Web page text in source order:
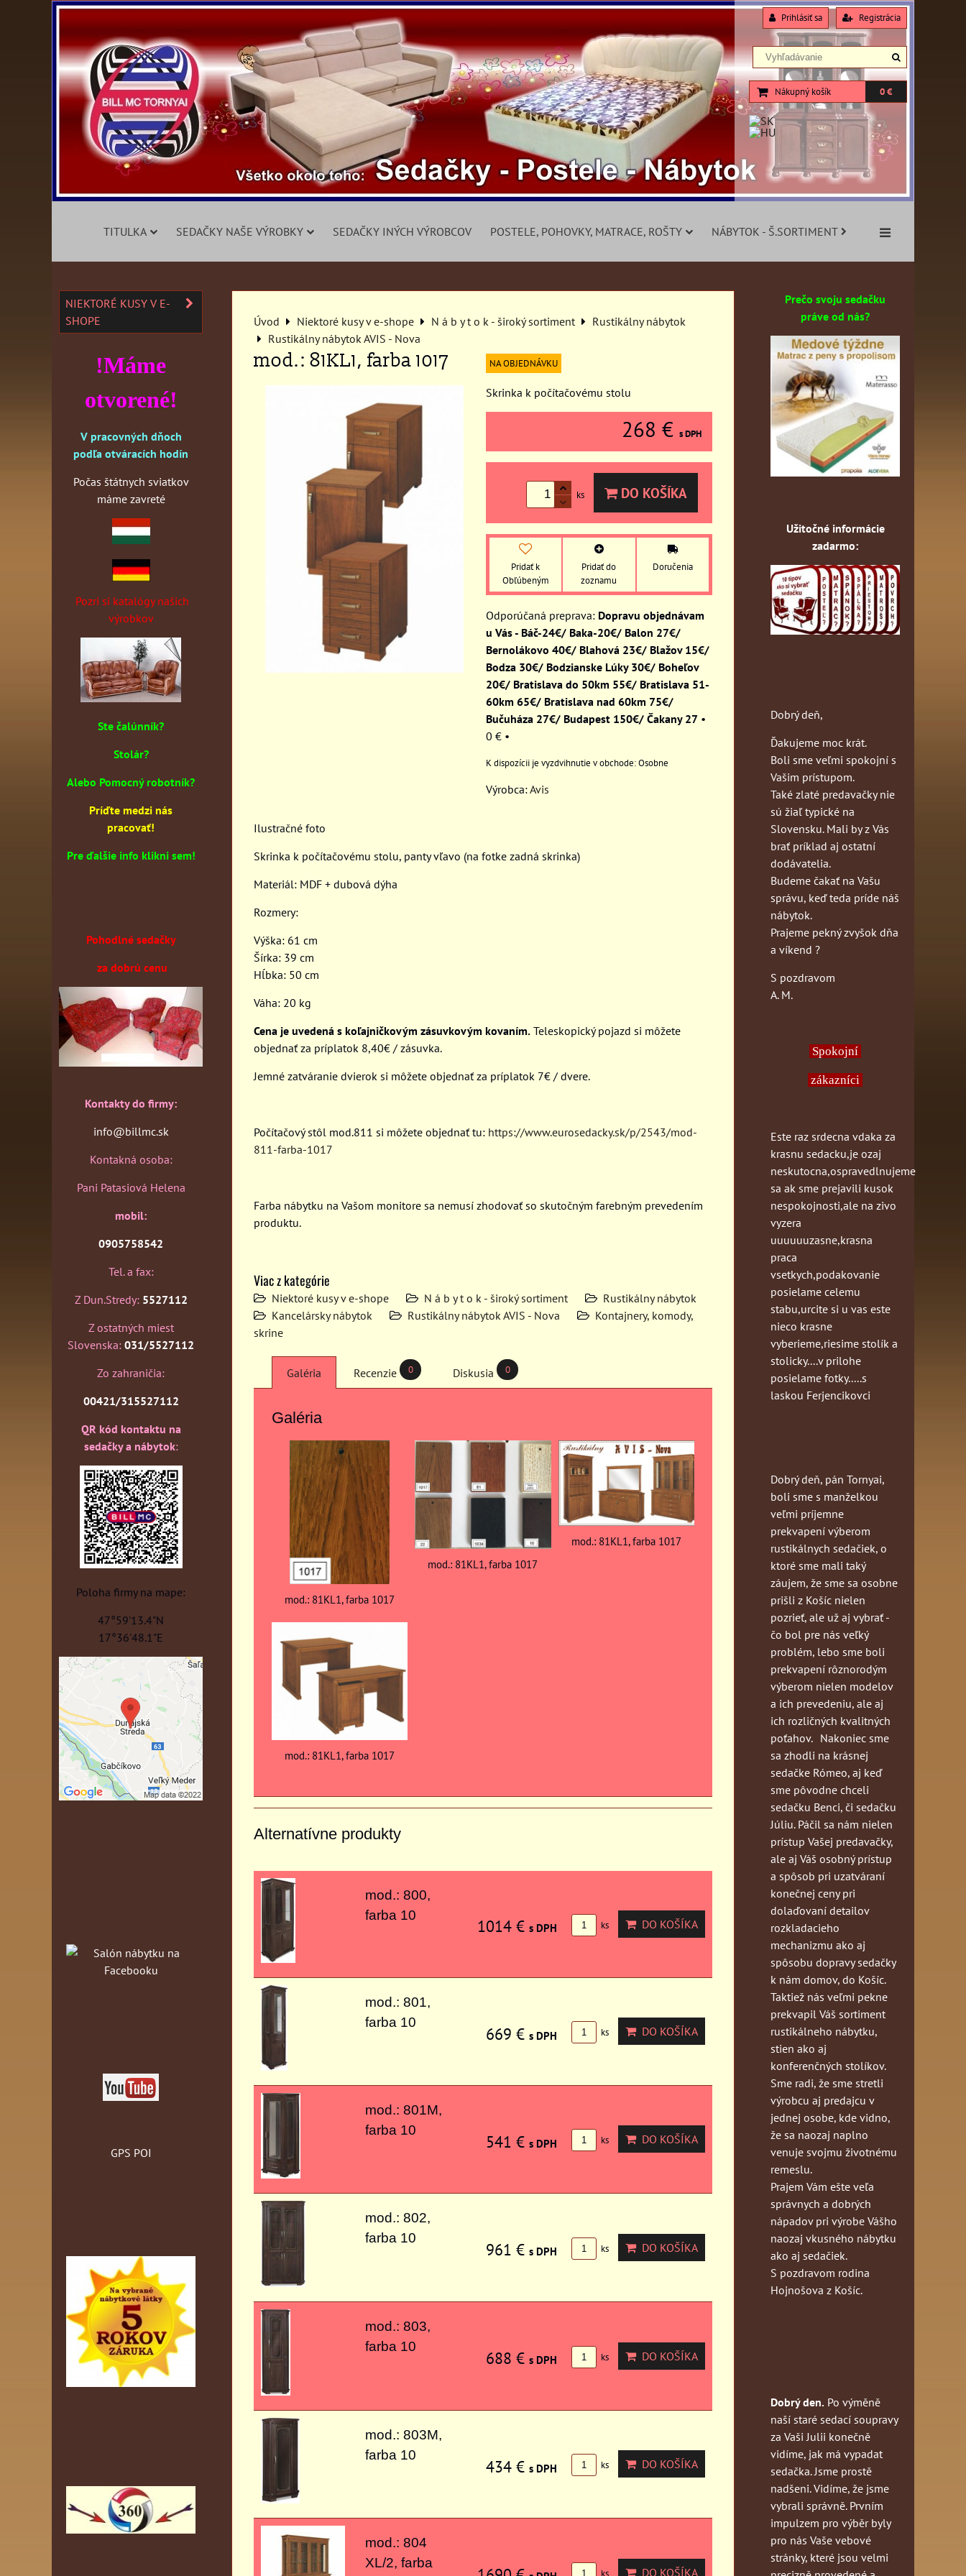
Prihlásiť sa Registrácia
Nákupný košík 0 €
TITULKA SEDAČKY NAŠE VÝROBKY SEDAČKY INÝCH VÝROBCOV POSTELE, POHOVKY, MATRACE, ROŠTY NÁBYTOK - Š.SORTIMENT
Úvod Niektoré kusy v e-shope N á b y t o k - široký sortiment
Rustikálny nábytok
Rustikálny nábytok AVIS - Nova
mod.: 81KL1, farba 1017 NA OBJEDNÁVKU
Skrinka k počítačovému stolu
268 € s DPH
ks DO KOŠÍKA
Pridať k
Obľúbeným
Pridať do
zoznamu
Doručenia
Dopravu objednávam
u Vás - Báč-24€/ Baka-20€/ Balon 27€/
Bernolákovo 40€/ Blahová 23€/ Blažov 15€/
Bodza 30€/ Bodzianske Lúky 30€/ Boheľov
20€/ Bratislava do 50km 55€/ Bratislava 51-
60km 65€/ Bratislava nad 60km 75€/
Bučuháza 27€/ Budapest 150€/ Čakany 27 •
0 € •
Osobne
Výrobca:Avis
Ilustračné foto
Skrinka k počítačovému stolu, panty vľavo (na fotke zadná skrinka)
Materiál: MDF + dubová dýha
Rozmery:
Výška: 61 cm
Šírka: 39 cm
Hĺbka: 50 cm
Váha: 20 kg
Cena je uvedená s koľajničkovým zásuvkovým kovaním. Teleskopický pojazd si môžete
objednať za príplatok 8,40€ / zásuvka.
Jemné zatváranie dvierok si môžete objednať za príplatok 7€ / dvere.
Počítačový stôl mod.811 si môžete objednať tu: https://www.eurosedacky.sk/p/2543/mod-
811-farba-1017
Farba nábytku na Vašom monitore sa nemusí zhodovať so skutočným farebným prevedením
produktu.
Viac z kategórie
Niektoré kusy v e-shope N á b y t o k - široký sortiment
Rustikálny nábytok
Kancelársky nábytok
Rustikálny nábytok AVIS - Nova
Kontajnery, komody,
skrine
Galéria Recenzie 0 Diskusia 0
Galéria
mod.: 81KL1, farba 1017
mod.: 81KL1, farba 1017
mod.: 81KL1, farba 1017
mod.: 81KL1, farba 1017
Alternatívne produkty
mod.: 800,
farba 10
1014 € s DPH ks DO KOŠÍKA
mod.: 801,
farba 10
669 € s DPH ks DO KOŠÍKA
mod.: 801M,
farba 10
541 € s DPH ks DO KOŠÍKA
mod.: 802,
farba 10
961 € s DPH ks DO KOŠÍKA
mod.: 803,
farba 10
688 € s DPH ks DO KOŠÍKA
mod.: 803M,
farba 10
434 € s DPH ks DO KOŠÍKA
mod.: 804
XL/2, farba
DO KOŠÍKA
NIEKTORÉ KUSY V E-
SHOPE
!Máme
otvorené!
V pracovných dňoch
podľa otváracích hodín
Počas štátnych sviatkov
máme zavreté
Pozri si katalógy našich
výrobkov
Ste čalúnník?
Stolár?
Alebo Pomocný robotník?
Príďte medzi nás
pracovať!
Pre ďalšie info klikni sem!
Pohodlné sedačky
za dobrú cenu
Kontakty do firmy:
info@billmc.sk
Kontakná osoba:
Pani Patasiová Helena
mobil:
0905758542
Tel. a fax:
Z Dun.Stredy: 5527112
Z ostatných miest
Slovenska: 031/5527112
Zo zahraničia:
00421/315527112
QR kód kontaktu na
sedačky a nábytok:
Poloha firmy na mape:
47°59'13.4"N
17°36'48.1"E
GPS POI
Prečo svoju sedačku
práve od nás?
Užitočné informácie
zadarmo:
Dobrý deň,
Ďakujeme moc krát.
Boli sme veľmi spokojní s
Vašim prístupom.
Také zlaté predavačky nie
sú žiaľ typické na
Slovensku. Mali by z Vás
brať príklad aj ostatní
dodávatelia.
Budeme čakať na Vašu
správu, keď teda príde náš
nábytok.
Prajeme pekný zvyšok dňa
a víkend ?
S pozdravom
A. M.
Spokojní
zákazníci
Este raz srdecna vdaka za
krasnu sedacku,je ozaj
neskutocna,ospravedlnujeme
sa ak sme prejavili kusok
nespokojnosti,ale na zivo
vyzera
uuuuuuzasne,krasna
praca
vsetkych,podakovanie
posielame celemu
stabu,urcite si u vas este
nieco krasne
vyberieme,riesime stolík a
stolicky....v prilohe
posielame fotky.....s
laskou Ferjencikovci
Dobrý deň, pán Tornyai,
boli sme s manželkou
veľmi príjemne
prekvapení výberom
rustikálnych sedačiek, o
ktoré sme mali taký
záujem, že sme sa osobne
prišli z Košíc nielen
pozrieť, ale už aj vybrať -
čo bol pre nás veľký
problém, lebo sme boli
prekvapení rôznorodým
výberom nielen modelov
a ich prevedeniu, ale aj
ich rozličných kvalitných
poťahov. Nakoniec sme
sa zhodli na krásnej
sedačke Rómeo, aj keď
sme pôvodne chceli
sedačku Benci, či sedačku
Júliu. Páčil sa nám nielen
prístup Vašej predavačky,
ale aj Váš osobný prístup
a spôsob pri uzatváraní
konečnej ceny pri
dolaďovaní detailov
rozkladacieho
mechanizmu ako aj
spôsobu dopravy sedačky
k nám domov, do Košíc.
Taktiež nás veľmi pekne
prekvapil Váš sortiment
rustikálneho nábytku,
stien ako aj
konferenčných stolíkov.
Sme radi, že sme stretli
výrobcu aj predajcu v
jednej osobe, kde vidno,
že sa naozaj naplno
venuje svojmu životnému
remeslu.
Prajem Vám ešte veľa
správnych a dobrých
nápadov pri výrobe Vášho
naozaj vkusného nábytku
ako aj sedačiek.
S pozdravom rodina
Hojnošova z Košíc.
Dobrý den. Po výměně
naší staré sedací soupravy
za Vaši Julii konečně
vidíme, jak má vypadat
sedačka. Jsme prostě
nadšeni. Vidíme, že jsme
vybrali správně. Prvním
impulzem pro výběr byly
pro nás Vaše vebové
stránky, které jsou velmi